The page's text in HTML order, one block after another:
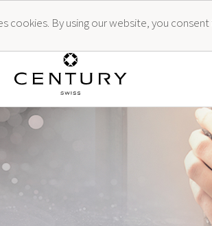
By using our website, you